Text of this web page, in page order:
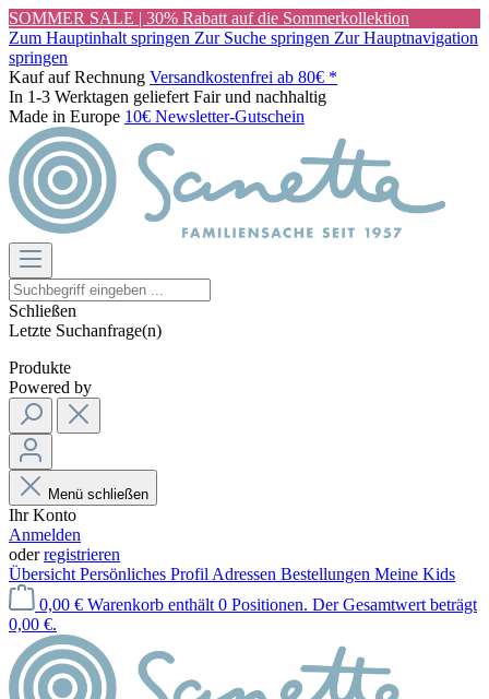
SOMMER SALE | 30% Rabatt auf die Sommerkollektion
Zum Hauptinhalt springen Zur Suche springen Zur Hauptnavigation
springen
Kauf auf Rechnung Versandkostenfrei ab 80€ *
In 1-3 Werktagen geliefert Fair und nachhaltig
Made in Europe 10€ Newsletter-Gutschein
Schließen
Letzte Suchanfrage(n)
Produkte
Powered by
Menü schließen
Ihr Konto
Anmelden
oderregistrieren
Übersicht Persönliches Profil Adressen Bestellungen Meine Kids
0,00 € Warenkorb enthält 0 Positionen. Der Gesamtwert beträgt
0,00 €.